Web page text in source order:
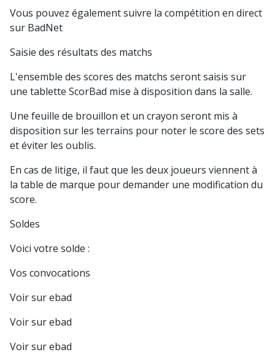
Vous pouvez également suivre la compétition en direct
sur BadNet
Saisie des résultats des matchs
L'ensemble des scores des matchs seront saisis sur
une tablette ScorBad mise à disposition dans la salle.
Une feuille de brouillon et un crayon seront mis à
disposition sur les terrains pour noter le score des sets
et éviter les oublis.
En cas de litige, il faut que les deux joueurs viennent à
la table de marque pour demander une modification du
score.
Soldes
Voici votre solde :
Vos convocations
Voir sur ebad
Voir sur ebad
Voir sur ebad